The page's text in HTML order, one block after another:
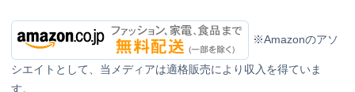
※Amazonのアソ
シエイトとして、当メディアは適格販売により収入を得ていま
す。